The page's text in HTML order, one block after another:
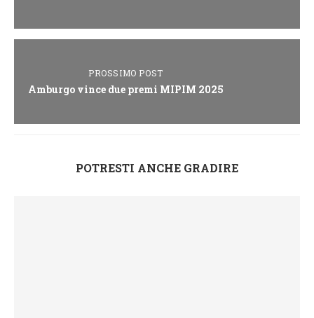
PROSSIMO POST
Amburgo vince due premi MIPIM 2025
POTRESTI ANCHE GRADIRE